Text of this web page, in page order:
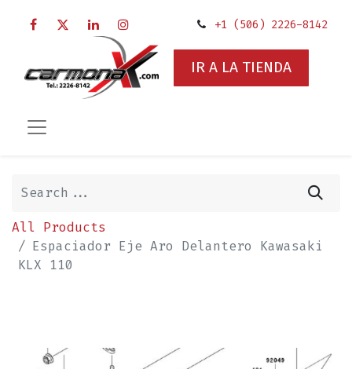
+1 (506) 2226-8142
IR A LA TIENDA
All Products
Espaciador Eje Aro Delantero Kawasaki
KLX 110